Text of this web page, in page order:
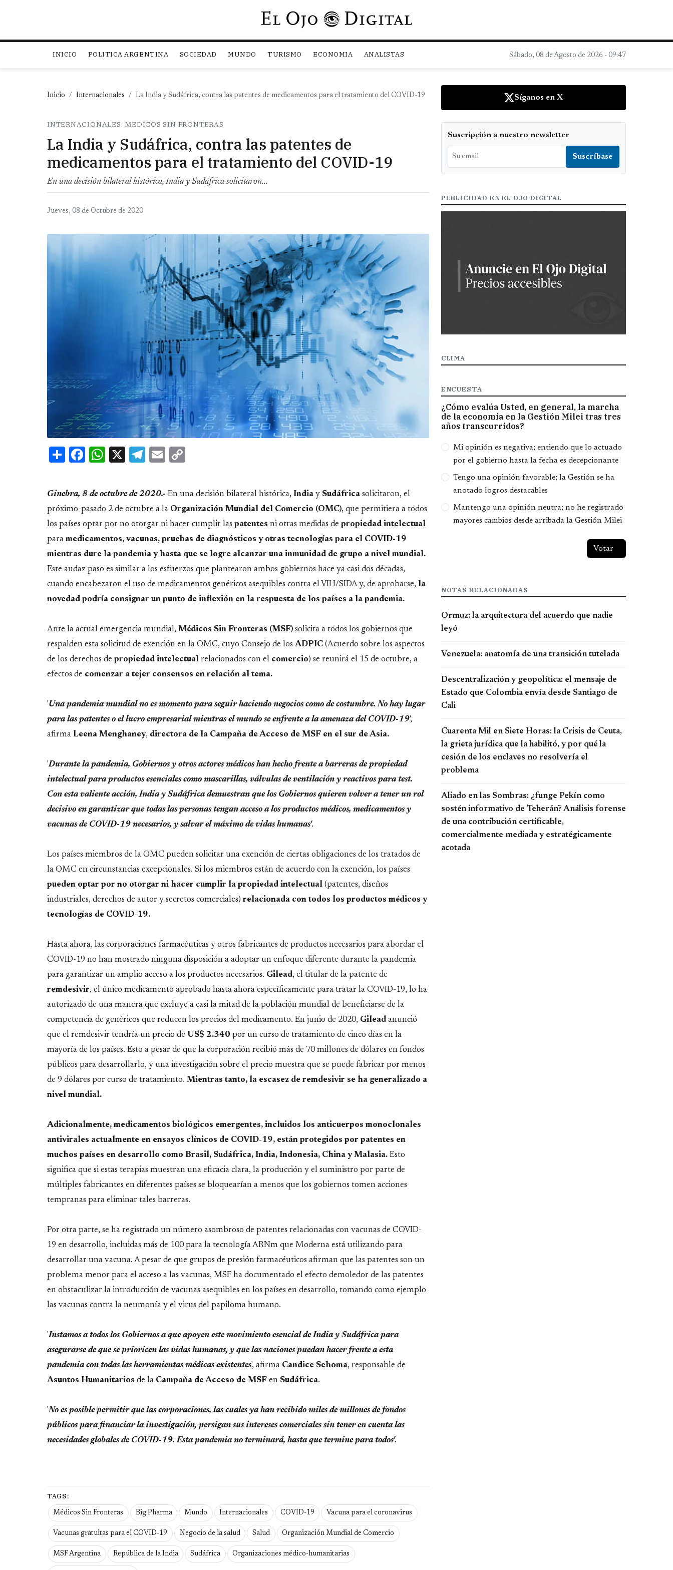
Pasar al contenido principal
INICIO POLITICA ARGENTINA SOCIEDAD MUNDO TURISMO ECONOMIA ANALISTAS Sábado, 08 de Agosto de 2026 - 09:47
Inicio Internacionales La India y Sudáfrica, contra las patentes de medicamentos para el tratamiento del COVID-19
INTERNACIONALES: MEDICOS SIN FRONTERAS
La India y Sudáfrica, contra las patentes de
medicamentos para el tratamiento del COVID-19
En una decisión bilateral histórica, India y Sudáfrica solicitaron...
Jueves, 08 de Octubre de 2020
ShareFacebook
WhatsApp
X Telegram
Email
Ginebra, 8 de octubre de 2020.- En una decisión bilateral histórica, India y Sudáfrica solicitaron, el
próximo-pasado 2 de octubre a la Organización Mundial del Comercio (OMC), que permitiera a todos
los países optar por no otorgar ni hacer cumplir las patentes ni otras medidas de propiedad intelectual
para medicamentos, vacunas, pruebas de diagnósticos y otras tecnologías para el COVID-19
mientras dure la pandemia y hasta que se logre alcanzar una inmunidad de grupo a nivel mundial.
Este audaz paso es similar a los esfuerzos que plantearon ambos gobiernos hace ya casi dos décadas,
cuando encabezaron el uso de medicamentos genéricos asequibles contra el VIH/SIDA y, de aprobarse, la
novedad podría consignar un punto de inflexión en la respuesta de los países a la pandemia.
Ante la actual emergencia mundial, Médicos Sin Fronteras (MSF) solicita a todos los gobiernos que
respalden esta solicitud de exención en la OMC, cuyo Consejo de los ADPIC (Acuerdo sobre los aspectos
de los derechos de propiedad intelectual relacionados con el comercio) se reunirá el 15 de octubre, a
efectos de comenzar a tejer consensos en relación al tema.
'Una pandemia mundial no es momento para seguir haciendo negocios como de costumbre. No hay lugar
para las patentes o el lucro empresarial mientras el mundo se enfrente a la amenaza del COVID-19',
afirma Leena Menghaney, directora de la Campaña de Acceso de MSF en el sur de Asia.
'Durante la pandemia, Gobiernos y otros actores médicos han hecho frente a barreras de propiedad
intelectual para productos esenciales como mascarillas, válvulas de ventilación y reactivos para test.
Con esta valiente acción, India y Sudáfrica demuestran que los Gobiernos quieren volver a tener un rol
decisivo en garantizar que todas las personas tengan acceso a los productos médicos, medicamentos y
vacunas de COVID-19 necesarios, y salvar el máximo de vidas humanas'.
Los países miembros de la OMC pueden solicitar una exención de ciertas obligaciones de los tratados de
la OMC en circunstancias excepcionales. Si los miembros están de acuerdo con la exención, los países
pueden optar por no otorgar ni hacer cumplir la propiedad intelectual (patentes, diseños
industriales, derechos de autor y secretos comerciales) relacionada con todos los productos médicos y
tecnologías de COVID-19.
Hasta ahora, las corporaciones farmacéuticas y otros fabricantes de productos necesarios para abordar el
COVID-19 no han mostrado ninguna disposición a adoptar un enfoque diferente durante la pandemia
para garantizar un amplio acceso a los productos necesarios. Gilead, el titular de la patente de
remdesivir, el único medicamento aprobado hasta ahora específicamente para tratar la COVID-19, lo ha
autorizado de una manera que excluye a casi la mitad de la población mundial de beneficiarse de la
competencia de genéricos que reducen los precios del medicamento. En junio de 2020, Gilead anunció
que el remdesivir tendría un precio de US$ 2.340 por un curso de tratamiento de cinco días en la
mayoría de los países. Esto a pesar de que la corporación recibió más de 70 millones de dólares en fondos
públicos para desarrollarlo, y una investigación sobre el precio muestra que se puede fabricar por menos
de 9 dólares por curso de tratamiento. Mientras tanto, la escasez de remdesivir se ha generalizado a
nivel mundial.
Adicionalmente, medicamentos biológicos emergentes, incluidos los anticuerpos monoclonales
antivirales actualmente en ensayos clínicos de COVID-19, están protegidos por patentes en
muchos países en desarrollo como Brasil, Sudáfrica, India, Indonesia, China y Malasia. Esto
significa que si estas terapias muestran una eficacia clara, la producción y el suministro por parte de
múltiples fabricantes en diferentes países se bloquearían a menos que los gobiernos tomen acciones
tempranas para eliminar tales barreras.
Por otra parte, se ha registrado un número asombroso de patentes relacionadas con vacunas de COVID-
19 en desarrollo, incluidas más de 100 para la tecnología ARNm que Moderna está utilizando para
desarrollar una vacuna. A pesar de que grupos de presión farmacéuticos afirman que las patentes son un
problema menor para el acceso a las vacunas, MSF ha documentado el efecto demoledor de las patentes
en obstaculizar la introducción de vacunas asequibles en los países en desarrollo, tomando como ejemplo
las vacunas contra la neumonía y el virus del papiloma humano.
'Instamos a todos los Gobiernos a que apoyen este movimiento esencial de India y Sudáfrica para
asegurarse de que se prioricen las vidas humanas, y que las naciones puedan hacer frente a esta
pandemia con todas las herramientas médicas existentes', afirma Candice Sehoma, responsable de
Asuntos Humanitarios de la Campaña de Acceso de MSF en Sudáfrica.
'No es posible permitir que las corporaciones, las cuales ya han recibido miles de millones de fondos
públicos para financiar la investigación, persigan sus intereses comerciales sin tener en cuenta las
necesidades globales de COVID-19. Esta pandemia no terminará, hasta que termine para todos'.
TAGS:
Médicos Sin Fronteras Big Pharma Mundo Internacionales COVID-19 Vacuna para el coronavirus
Vacunas gratuitas para el COVID-19 Negocio de la salud Salud Organización Mundial de Comercio
MSF Argentina República de la India Sudáfrica Organizaciones médico-humanitarias
Síganos en X
Suscripción a nuestro newsletter
PUBLICIDAD EN EL OJO DIGITAL
CLIMA
ENCUESTA
¿Cómo evalúa Usted, en general, la marcha
de la economía en la Gestión Milei tras tres
años transcurridos?
Opciones
Mi opinión es negativa; entiendo que lo actuado
por el gobierno hasta la fecha es decepcionante
Tengo una opinión favorable; la Gestión se ha
anotado logros destacables
Mantengo una opinión neutra; no he registrado
mayores cambios desde arribada la Gestión Milei
NOTAS RELACIONADAS
Ormuz: la arquitectura del acuerdo que nadie
leyó
Venezuela: anatomía de una transición tutelada
Descentralización y geopolítica: el mensaje de
Estado que Colombia envía desde Santiago de
Cali
Cuarenta Mil en Siete Horas: la Crisis de Ceuta,
la grieta jurídica que la habilitó, y por qué la
cesión de los enclaves no resolvería el
problema
Aliado en las Sombras: ¿funge Pekín como
sostén informativo de Teherán? Análisis forense
de una contribución certificable,
comercialmente mediada y estratégicamente
acotada